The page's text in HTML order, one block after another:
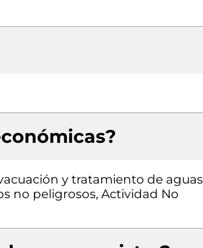
y tratamiento de aguas
no peligrosos, Actividad No